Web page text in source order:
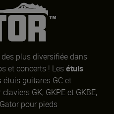
plus diversifiée dans
et concerts ! Les étuis
étuis guitares GC et
claviers GK, GKPE et GKBE,
pour pieds